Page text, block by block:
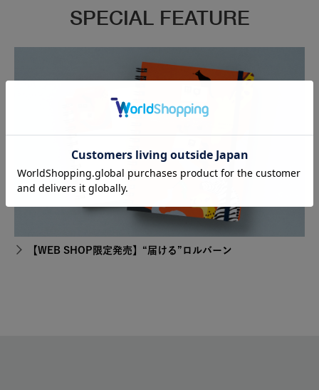
SPECIAL FEATURE
【WEB SHOP限定発売】“届ける”ロルバーン